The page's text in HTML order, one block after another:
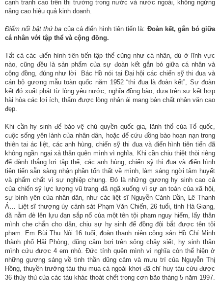
cạnh tranh cao trên thị trường trong nước và nước ngoài, không ngừng
nâng cao hiệu quả kinh doanh.
Điểm nổi bật thứ ba của cá điển hình tiên tiến là: Đoàn kết, gắn bó giữa
cá nhân với tập thể và cộng đồng.
Tất cả các điển hình tiên tiến tập thể cũng như cá nhân, dù ở lĩnh vực
nào, cũng đều là sản phẩm của sự đoàn kết gắn bó giữa cá nhân và
cộng đồng, đúng như lời Bác Hồ nói tại Đại hội các chiến sỹ thi đua và
cán bộ gương mẫu toàn quốc năm 1952 “thi đua là đoàn kết”, Sự đoàn
kết đó xuất phát từ lòng yêu nước, nghĩa đồng bào, dựa trên sự kết hợp
hài hòa các lợi ích, thấm được lòng nhân ái mang bản chất nhân văn cao
đẹp.
Khi cần hy sinh để bảo vệ chủ quyền quốc gia, lãnh thổ của Tổ quốc,
cuộc sống yên lành của nhân dân, hoặc để cứu đồng bào hoạn nạn trong
thiên tai ác liệt, các anh hùng, chiến sỹ thi đua và điển hình tiên tiến đã
không ngần ngại xả thân quên mình vì nghĩa. Khi cần chịu thiệt thòi riêng
để dành thắng lợi tập thể, các anh hùng, chiến sỹ thi đua và điển hình
tiên tiến sẵn sàng nhận phần tổn thất về mình, làm sáng ngời tâm huyết
và phẩm chất vì sự nghiệp chung. Đó là những gương hy sinh cao cả
của chiến sỹ lực lượng vũ trang đã ngã xuống vì sự an toàn của xã hội,
sự bình yên của nhân dân, như các liệt sĩ Nguyễn Cảnh Dần, Lê Thanh
Á… Liệt sĩ thượng úy cảnh sát Phạm Văn Chiến, 26 tuổi, tỉnh Hà Giang,
đã nằm đè lên lựu đạn sắp nổ của một tên tội phạm nguy hiểm, lấy thân
mình che chắn cho dân, chịu sự hy sinh để đồng đội bắt được tên tội
phạm. Em Bùi Thu Nội 16 tuổi, đoàn thanh niên cộng sản Hồ Chí Minh
thành phố Hải Phòng, dũng cảm bơi trên sông chảy siết, hy sinh thân
mình cứu được 4 em nhỏ. Đức tính quên mình vì nghĩa còn thể hiện ở
những gương sáng về tinh thần dũng cảm và mưu trí của Nguyễn Thị
Hồng, thuyền trưởng tàu thu mua cá ngoài khơi đã chỉ huy tàu cứu được
36 thủy thủ của các tàu khác thoát chết trong cơn bão tháng 5 năm 1997.